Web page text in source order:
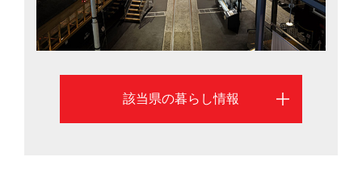
該当県の暮らし情報